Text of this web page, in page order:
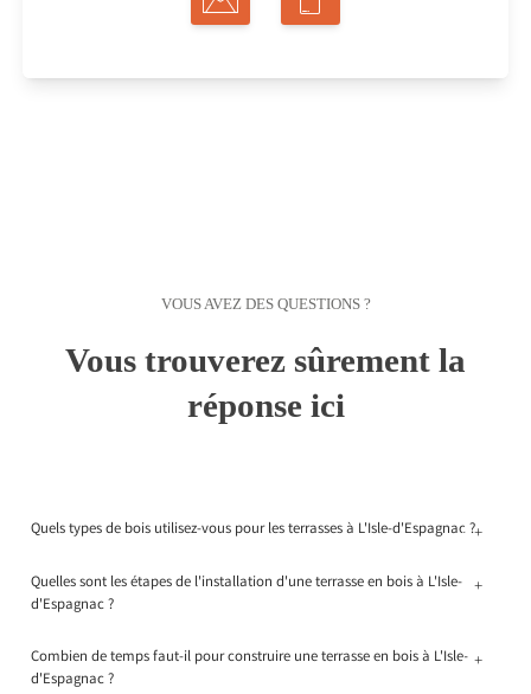
VOUS AVEZ DES QUESTIONS ?
Vous trouverez sûrement la
réponse ici
Quels types de bois utilisez-vous pour les terrasses à L'Isle-d'Espagnac ?+
Quelles sont les étapes de l'installation d'une terrasse en bois à L'Isle-
d'Espagnac ?
+
Combien de temps faut-il pour construire une terrasse en bois à L'Isle-
d'Espagnac ?
+